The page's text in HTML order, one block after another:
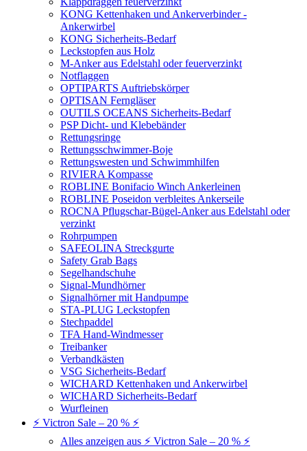
KONG Kettenhaken und Ankerverbinder -
Ankerwirbel
KONG Sicherheits-Bedarf
Leckstopfen aus Holz
M-Anker aus Edelstahl oder feuerverzinkt
Notflaggen
OPTIPARTS Auftriebskörper
OPTISAN Ferngläser
OUTILS OCEANS Sicherheits-Bedarf
PSP Dicht- und Klebebänder
Rettungsringe
Rettungsschwimmer-Boje
Rettungswesten und Schwimmhilfen
RIVIERA Kompasse
ROBLINE Bonifacio Winch Ankerleinen
ROBLINE Poseidon verbleites Ankerseile
ROCNA Pflugschar-Bügel-Anker aus Edelstahl oder
verzinkt
Rohrpumpen
SAFEOLINA Streckgurte
Safety Grab Bags
Segelhandschuhe
Signal-Mundhörner
Signalhörner mit Handpumpe
STA-PLUG Leckstopfen
Stechpaddel
TFA Hand-Windmesser
Treibanker
Verbandkästen
VSG Sicherheits-Bedarf
WICHARD Kettenhaken und Ankerwirbel
WICHARD Sicherheits-Bedarf
Wurfleinen
⚡ Victron Sale – 20 % ⚡
Alles anzeigen aus ⚡ Victron Sale – 20 % ⚡